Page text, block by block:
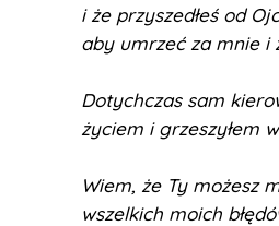
i że przyszedłeś od
aby umrzeć za mnie i
Dotychczas sam
życiem i grzeszyłem
Wiem, że Ty możesz
wszelkich moich